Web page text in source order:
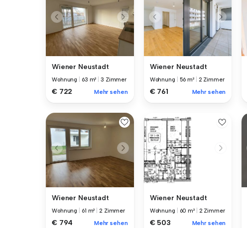
Wiener Neustadt
Wohnung 63 m² |3 Zimmer
€ 722 Mehr sehen
Wiener Neustadt
Wohnung 56 m² 2 Zimmer
€ 761 Mehr sehen
Wiener Neustadt
Wohnung 61 m² |2 Zimmer
€ 794 Mehr sehen
Wiener Neustadt
Wohnung 60 m² 2 Zimmer
€ 503 Mehr sehen